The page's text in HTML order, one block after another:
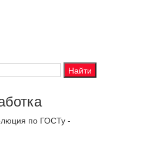
по ГОСТу -